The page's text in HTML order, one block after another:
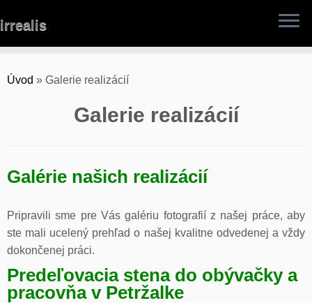
to
irrealis
Úvod » Galerie realizácií
Galerie realizácií
Galérie našich realizácií
Pripravili sme pre Vás galériu fotografií z našej práce, aby
ste mali ucelený prehľad o našej kvalitne odvedenej a vždy
dokončenej práci.
Predeľovacia stena do obývačky a
pracovňa v Petržalke